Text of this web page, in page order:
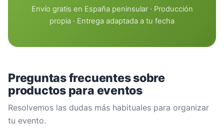
Envío gratis en España peninsular · Producción
propia · Entrega adaptada a tu fecha
Preguntas frecuentes sobre
productos para eventos
Resolvemos las dudas más habituales para organizar
tu evento.